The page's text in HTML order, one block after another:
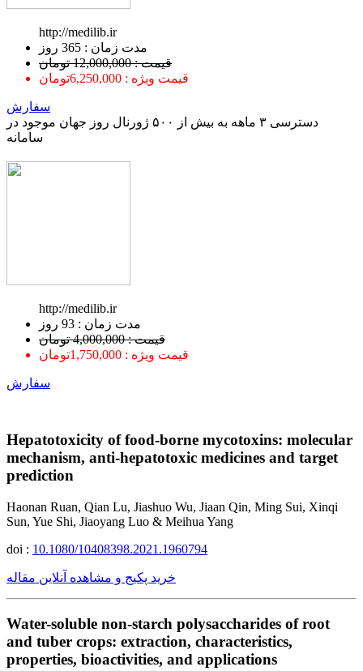
http://medilib.ir
ﻣﺪﺕ ﺯﻣﺎﻥ : 365 ﺭﻭﺯ
قیمت : 12,000,000 تومان
قیمت ویژه : 6,250,000تومان
سفارش
دسترسی ۳ ماهه به بیش از ۵۰۰ ژورنال روز جهان موجود در
سامانه
http://medilib.ir
ﻣﺪﺕ ﺯﻣﺎﻥ : 93 ﺭﻭﺯ
قیمت : 4,000,000 تومان
قیمت ویژه : 1,750,000تومان
سفارش
Hepatotoxicity of food-borne mycotoxins: molecular
mechanism, anti-hepatotoxic medicines and target
prediction
Haonan Ruan, Qian Lu, Jiashuo Wu, Jiaan Qin, Ming Sui, Xinqi
Sun, Yue Shi, Jiaoyang Luo & Meihua Yang
doi : 10.1080/10408398.2021.1960794
خرید پکیج و مشاهده آنلاین مقاله
Water-soluble non-starch polysaccharides of root
and tuber crops: extraction, characteristics,
properties, bioactivities, and applications